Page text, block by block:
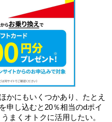
かにもいくつかあり、たとえ
申し込むと20％相当のdポイ
まくオトクに活用したい。